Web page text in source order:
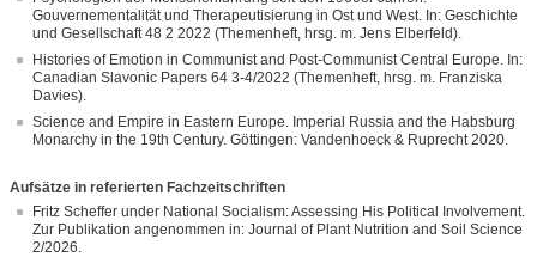
Gouvernementalität und Therapeutisierung in Ost und West. In: Geschichte
und Gesellschaft 48 2 2022 (Themenheft, hrsg. m. Jens Elberfeld).
Histories of Emotion in Communist and Post-Communist Central Europe. In:
Canadian Slavonic Papers 64 3-4/2022 (Themenheft, hrsg. m. Franziska
Davies).
Science and Empire in Eastern Europe. Imperial Russia and the Habsburg
Monarchy in the 19th Century. Göttingen: Vandenhoeck & Ruprecht 2020.
Aufsätze in referierten Fachzeitschriften
Fritz Scheffer under National Socialism: Assessing His Political Involvement.
Zur Publikation angenommen in: Journal of Plant Nutrition and Soil Science
2/2026.